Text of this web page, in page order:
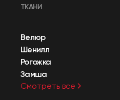
ТКАНИ
Велюр
Шенилл
Рогожка
Замша
Смотреть все